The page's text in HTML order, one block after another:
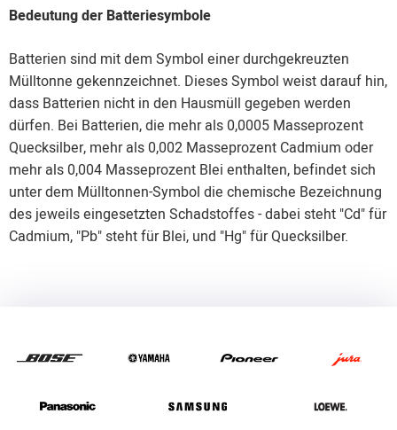
Bedeutung der Batteriesymbole
Batterien sind mit dem Symbol einer durchgekreuzten
Mülltonne gekennzeichnet. Dieses Symbol weist darauf hin,
dass Batterien nicht in den Hausmüll gegeben werden
dürfen. Bei Batterien, die mehr als 0,0005 Masseprozent
Quecksilber, mehr als 0,002 Masseprozent Cadmium oder
mehr als 0,004 Masseprozent Blei enthalten, befindet sich
unter dem Mülltonnen-Symbol die chemische Bezeichnung
des jeweils eingesetzten Schadstoffes - dabei steht "Cd" für
Cadmium, "Pb" steht für Blei, und "Hg" für Quecksilber.